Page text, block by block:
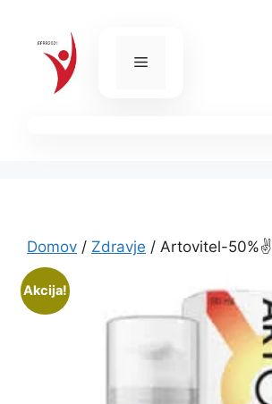
content
Menu
Domov / Zdravje / Artovitel-50%✌️
Akcija!